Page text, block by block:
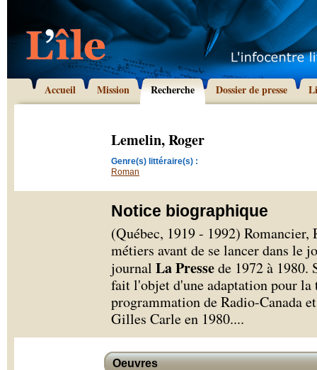
Accueil Mission Recherche Dossier de presse
Lemelin, Roger
Genre(s) littéraire(s) :
Roman
Notice biographique
(Québec, 1919 - 1992)
métiers avant de se lancer dans le
journal La Pressede 1972 à 1980.
fait l'objet d'une adaptation pour la
programmation de Radio-Canada
Gilles Carle en 1980....
Oeuvres